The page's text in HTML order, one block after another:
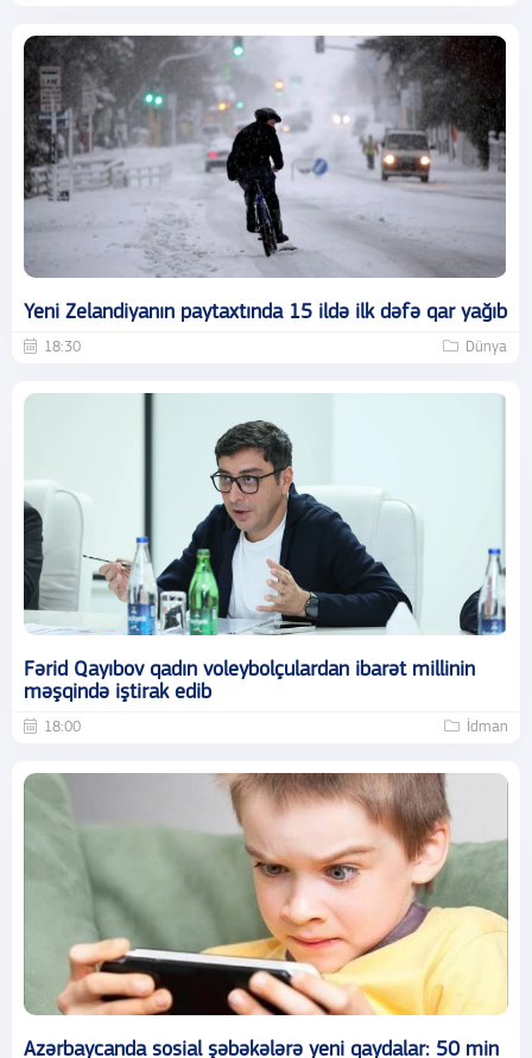
Yeni Zelandiyanın paytaxtında 15 ildə ilk dəfə qar yağıb
18:30 Dünya
Fərid Qayıbov qadın voleybolçulardan ibarət millinin
məşqində iştirak edib
18:00 İdman
Azərbaycanda sosial şəbəkələrə yeni qaydalar: 50 min